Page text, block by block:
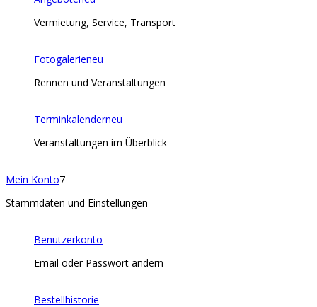
Vermietung, Service, Transport
Fotogalerieneu
Rennen und Veranstaltungen
Terminkalenderneu
Veranstaltungen im Überblick
Mein Konto7
Stammdaten und Einstellungen
Benutzerkonto
Email oder Passwort ändern
Bestellhistorie